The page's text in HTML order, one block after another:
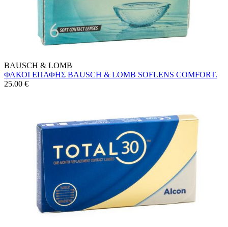
BAUSCH & LOMB
ΦΑΚΟΙ ΕΠΑΦΗΣ BAUSCH & LOMB SOFLENS COMFORT.
25.00 €